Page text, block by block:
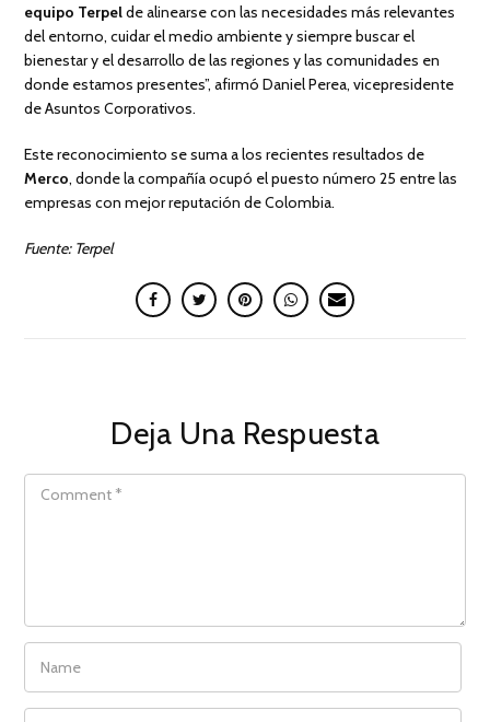
equipo Terpelde alinearse con las necesidades más relevantes
del entorno, cuidar el medio ambiente y siempre buscar el
bienestar y el desarrollo de las regiones y las comunidades en
donde estamos presentes”, afirmó Daniel Perea, vicepresidente
de Asuntos Corporativos.
Este reconocimiento se suma a los recientes resultados de
Merco, donde la compañía ocupó el puesto número 25 entre las
empresas con mejor reputación de Colombia.
Fuente: Terpel
Deja Una Respuesta
COMMENT
NAME
EMAIL